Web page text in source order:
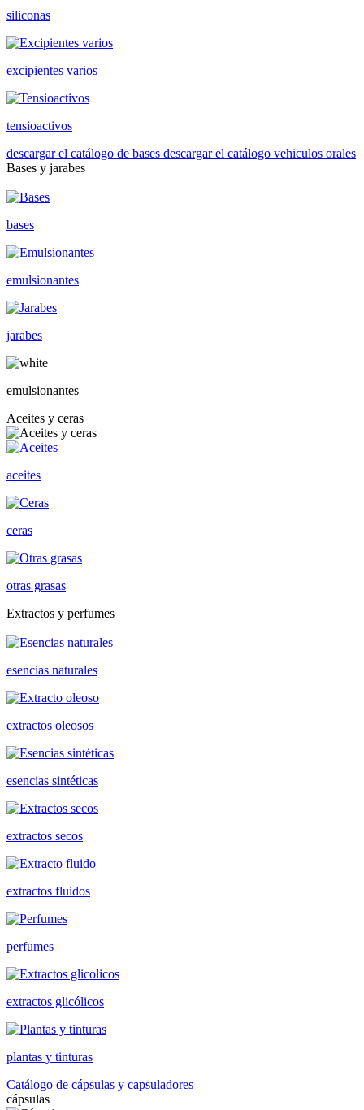
siliconas
excipientes varios
tensioactivos
descargar el catálogo de bases descargar el catálogo vehiculos orales
Bases y jarabes
bases
emulsionantes
jarabes
emulsionantes
Aceites y ceras
aceites
ceras
otras grasas
Extractos y perfumes
esencias naturales
extractos oleosos
esencias sintéticas
extractos secos
extractos fluidos
perfumes
extractos glicólicos
plantas y tinturas
Catálogo de cápsulas y capsuladores
cápsulas